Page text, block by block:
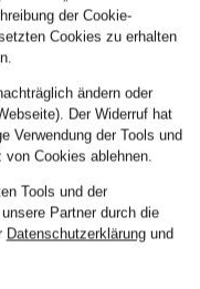
der Cookie-
Cookies zu erhalten
ändern oder
Der Widerruf hat
Verwendung der Tools und
Cookies ablehnen.
Tools und der
Partner durch die
Datenschutzerklärungund